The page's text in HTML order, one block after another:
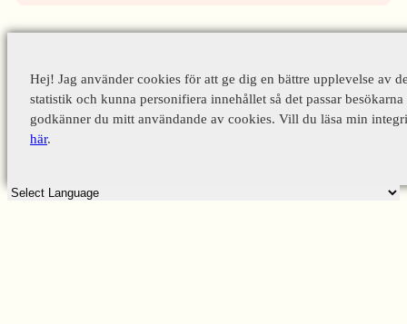
Hej! Jag använder cookies för att ge dig en bättre upplevelse av
statistik och kunna personifiera innehållet så det passar
godkänner du mitt användande av cookies. Vill du läsa min
här.